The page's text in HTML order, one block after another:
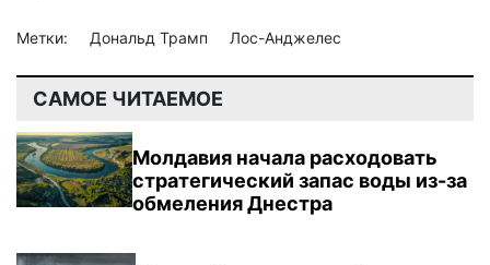
Метки: Дональд Трамп Лос-Анджелес
САМОЕ ЧИТАЕМОЕ
Молдавия начала расходовать
стратегический запас воды из-за
обмеления Днестра